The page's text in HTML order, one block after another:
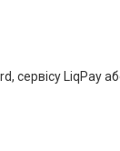
сервісу LiqPay